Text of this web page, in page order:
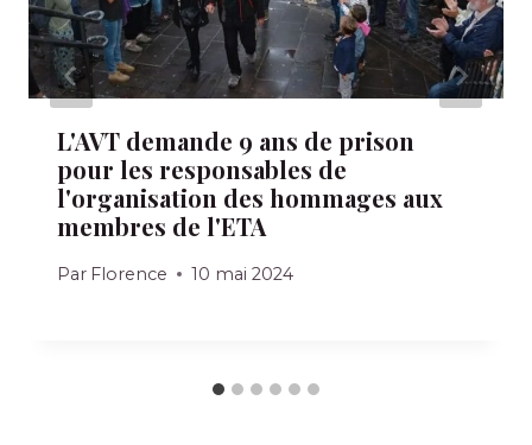
L'AVT demande 9 ans de prison
pour les responsables de
l'organisation des hommages aux
membres de l'ETA
Par Florence 10 mai 2024